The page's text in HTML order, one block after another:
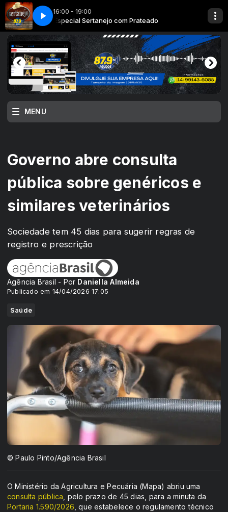
16:00 - 19:00
Especial Sertanejo com Prateado
MENU
Governo abre consulta
pública sobre genéricos e
similares veterinários
Sociedade tem 45 dias para sugerir regras de
registro e prescrição
Agência Brasil - Por Daniella Almeida
Publicado em 14/04/2026 17:05
Saúde
© Paulo Pinto/Agência Brasil
O Ministério da Agricultura e Pecuária (Mapa) abriu uma
consulta pública , pelo prazo de 45 dias, para a minuta da
Portaria 1.590/2026 , que estabelece o regulamento técnico